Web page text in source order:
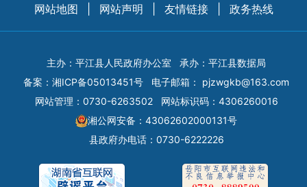
网站地图 网站声明 友情链接 政务热线
主办：平江县人民政府办公室
承办：平江县数据局
备案： 湘ICP备05013451号 电子邮箱： pjzwgkb@163.com
网站管理：0730-6263502
网站标识码：4306260016
湘公网安备：43062602000131号
县政府办电话：0730-6222226